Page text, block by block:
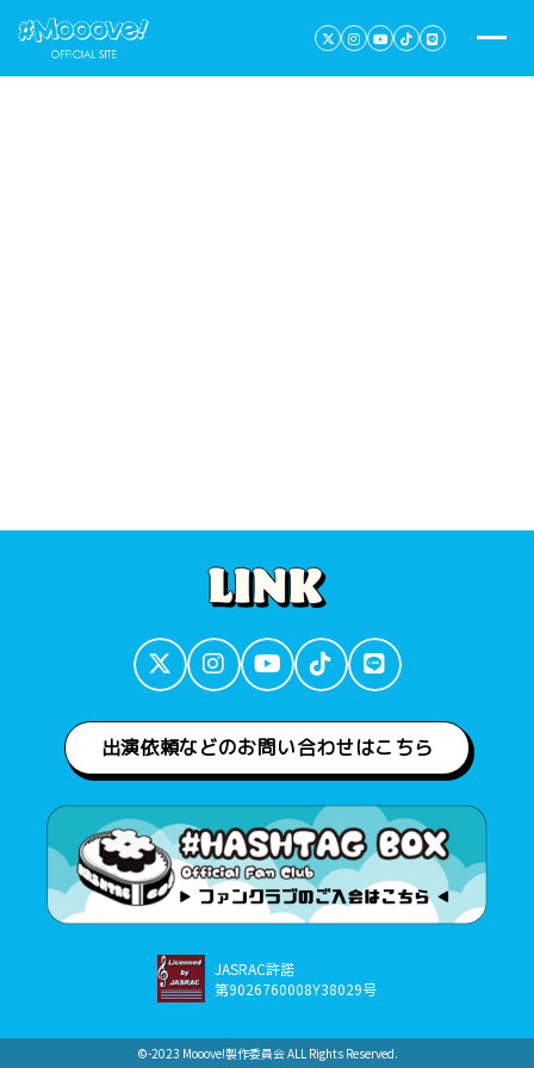
出演依頼などのお問い合わせはこちら
JASRAC許諾
第9026760008Y38029号
©︎-2023 Mooove!製作委員会 ALL Rights Reserved.